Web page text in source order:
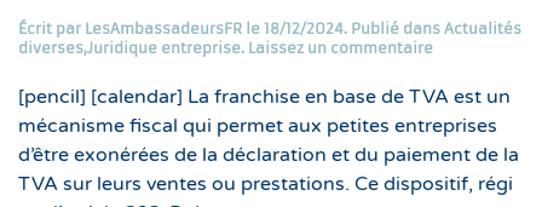
Écrit par LesAmbassadeursFR le 18/12/2024. Publié dans Actualités
diverses,Juridique entreprise. Laissez un commentaire
[pencil] [calendar] La franchise en base de TVA est un
mécanisme fiscal qui permet aux petites entreprises
d’être exonérées de la déclaration et du paiement de la
TVA sur leurs ventes ou prestations. Ce dispositif, régi